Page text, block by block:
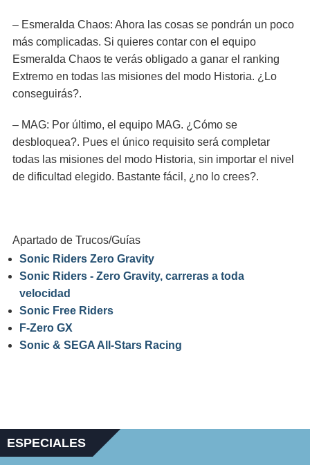
– Esmeralda Chaos: Ahora las cosas se pondrán un poco
más complicadas. Si quieres contar con el equipo
Esmeralda Chaos te verás obligado a ganar el ranking
Extremo en todas las misiones del modo Historia. ¿Lo
conseguirás?.
– MAG: Por último, el equipo MAG. ¿Cómo se
desbloquea?. Pues el único requisito será completar
todas las misiones del modo Historia, sin importar el nivel
de dificultad elegido. Bastante fácil, ¿no lo crees?.
Apartado de Trucos/Guías
Sonic Riders Zero Gravity
Sonic Riders - Zero Gravity, carreras a toda
velocidad
Sonic Free Riders
F-Zero GX
Sonic & SEGA All-Stars Racing
ESPECIALES